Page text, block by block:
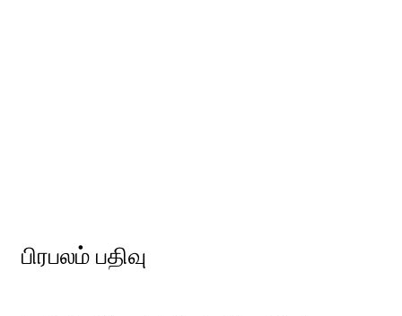
பிரபலம் பதிவு